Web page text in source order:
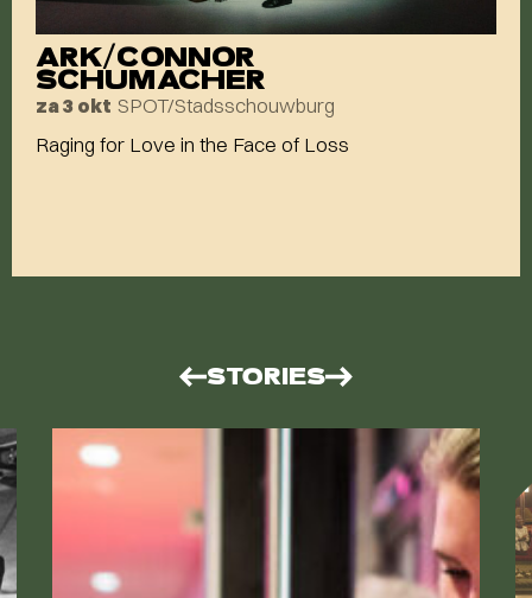
ARK/CONNOR
SCHUMACHER
za 3 okt SPOT/Stadsschouwburg
Raging for Love in the Face of Loss
STORIES